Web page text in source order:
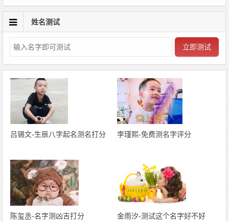
姓名测试
立即测试
吕锡文-生辰八字起名测名打分 李瑾熙-免费测名字评分
陈玺丞-名字测凶吉打分 金雨汐-测试这个名字好不好